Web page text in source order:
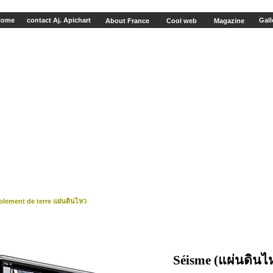
contact Aj. Apichart About France Cool web Magazine
de terre แผ่นดินไหว
Séisme (แผ่นดินไ